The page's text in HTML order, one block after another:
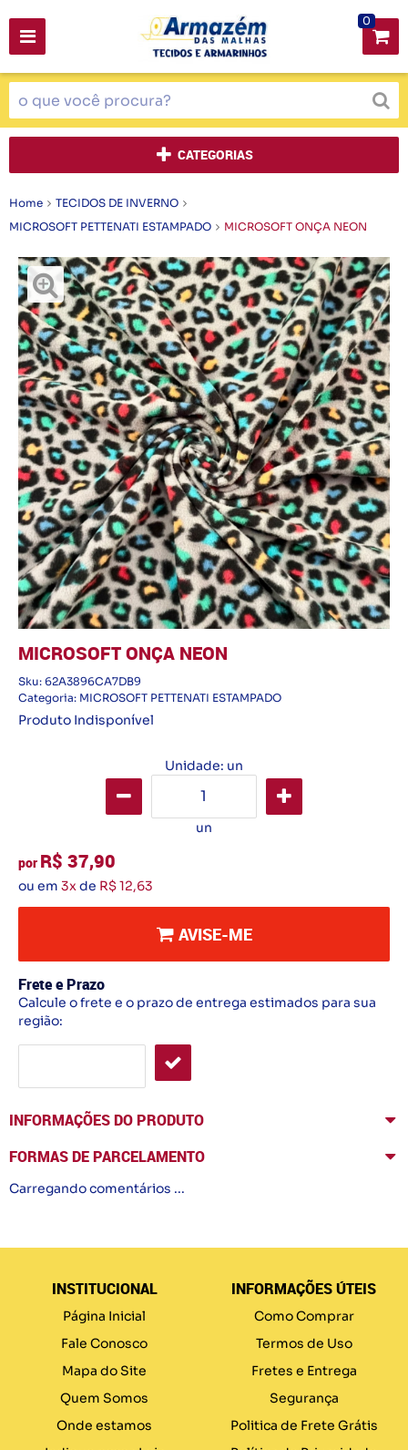
0
CATEGORIAS
Home
TECIDOS DE INVERNO
MICROSOFT PETTENATI ESTAMPADO
MICROSOFT ONÇA NEON
MICROSOFT ONÇA NEON
Sku: 62A3896CA7DB9
Categoria: MICROSOFT PETTENATI ESTAMPADO
Produto Indisponível
Unidade: un
un
por R$ 37,90
ou em 3xde R$ 12,63
AVISE-ME
Frete e Prazo
Calcule o frete e o prazo de entrega estimados para sua
região:
INFORMAÇÕES DO PRODUTO
FORMAS DE PARCELAMENTO
Carregando comentários ...
INSTITUCIONAL
Página Inicial
Fale Conosco
Mapa do Site
Quem Somos
Onde estamos
INFORMAÇÕES ÚTEIS
Como Comprar
Termos de Uso
Fretes e Entrega
Segurança
Politica de Frete Grátis